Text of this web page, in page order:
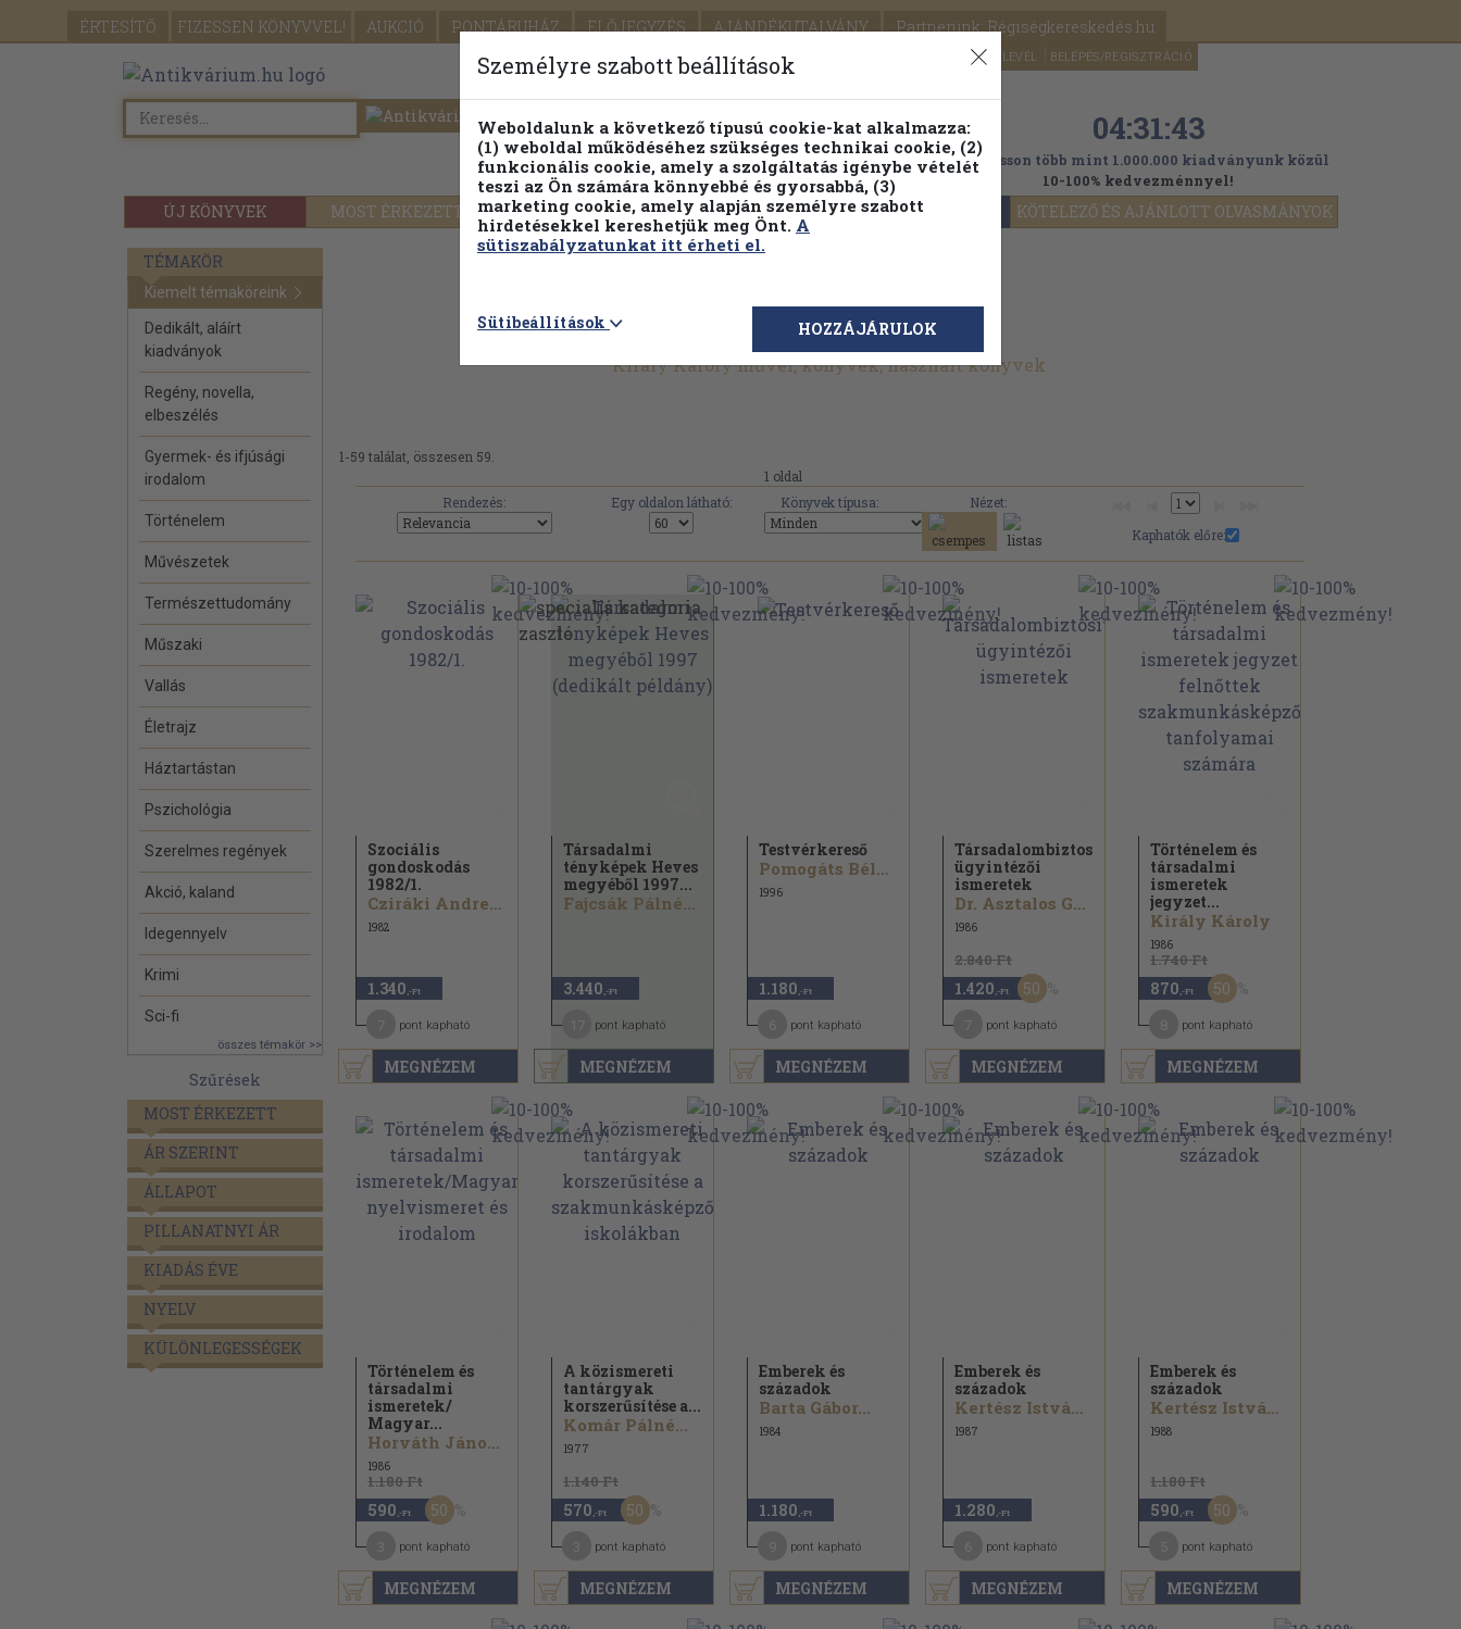
ÉRTESÍTŐ FIZESSEN KÖNYVVEL! AUKCIÓ PONTÁRUHÁZ ELŐJEGYZÉS AJÁNDÉKUTALVÁNY Partnerünk: Régiségkereskedés.hu
SEGÍTSÉG HÍRLEVÉL BELÉPÉS/REGISZTRÁCIÓ
ÚJ KÖNYVEK MOST ÉRKEZETT PILLANATNYI ÁRAINK FENNTARTHATÓ OLVASMÁNYOK KÖTELEZŐ ÉS AJÁNLOTT OLVASMÁNYOK
Részletes kereső Témaköri fa 04:31:41
Válogasson több mint 1.000.000 kiadványunk közül
10-100% kedvezménnyel!
TÉMAKÖR
Kiemelt témaköreink
Dedikált, aláírt
kiadványok
Regény, novella,
elbeszélés
Gyermek- és ifjúsági
irodalom
Történelem
Művészetek
Természettudomány
Műszaki
Vallás
Életrajz
Háztartástan
Pszichológia
Szerelmes regények
Akció, kaland
Idegennyelv
Krimi
Sci-fi
összes témakör >>
Szűrések
MOST ÉRKEZETT
ÁR SZERINT
ÁLLAPOT
PILLANATNYI ÁR
KIADÁS ÉVE
NYELV
KÜLÖNLEGESSÉGEK
Király Károly művei, könyvek, használt könyvek
1-59 találat, összesen 59.
1 oldal
Rendezés:
Egy oldalon látható: Könyvek típusa:
Nézet:
Kaphatók előre:
MEGNÉZEM
Szociális
gondoskodás
1982/1.
Cziráki Andrea...
1982
1.340 ,-Ft
pont kapható
MEGNÉZEM
Társadalmi
tényképek Heves
megyéből 1997...
Fajcsák Pálné...
3.440 ,-Ft
pont kapható
MEGNÉZEM
Testvérkereső
Pomogáts Béla...
1996
1.180 ,-Ft
pont kapható
MEGNÉZEM
Társadalombiztosítási
ügyintézői
ismeretek
Dr. Asztalos Gézáné...
1986
2.840 Ft
1.420 ,-Ft 50
pont kapható
MEGNÉZEM
Történelem és
társadalmi
ismeretek
jegyzet...
Király Károly
1986
1.740 Ft
870 ,-Ft 50
pont kapható
MEGNÉZEM
Történelem és
társadalmi
ismeretek/
Magyar...
Horváth Jánosné
1986
1.180 Ft
590 ,-Ft 50
pont kapható
MEGNÉZEM
A közismereti
tantárgyak
korszerűsítése a...
Komár Pálné...
1977
1.140 Ft
570 ,-Ft 50
pont kapható
MEGNÉZEM
Emberek és
századok
Barta Gábor...
1984
1.180 ,-Ft
pont kapható
MEGNÉZEM
Emberek és
századok
Kertész István...
1987
1.280 ,-Ft
pont kapható
MEGNÉZEM
Emberek és
századok
Kertész István...
1988
1.180 Ft
590 ,-Ft 50
pont kapható
Személyre szabott beállítások
Weboldalunk a következő típusú cookie-kat alkalmazza:
(1) weboldal működéséhez szükséges technikai cookie, (2)
funkcionális cookie, amely a szolgáltatás igénybe vételét
teszi az Ön számára könnyebbé és gyorsabbá, (3)
marketing cookie, amely alapján személyre szabott
hirdetésekkel kereshetjük meg Önt. A
sütiszabályzatunkat itt érheti el.
Sütibeállítások HOZZÁJÁRULOK